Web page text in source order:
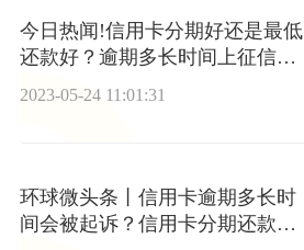
今日热闻!信用卡分期好还是最低
还款好？逾期多长时间上征信黑
名单？
2023-05-24 11:01:31
环球微头条丨信用卡逾期多长时
间会被起诉？信用卡分期还款利